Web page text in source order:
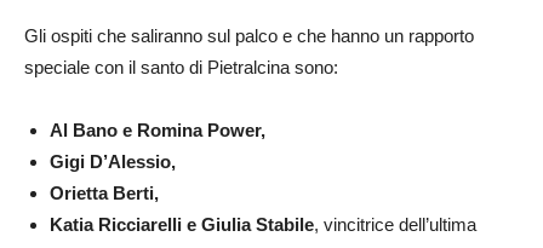
Gli ospiti che saliranno sul palco e che hanno un rapporto
speciale con il santo di Pietralcina sono:
Al Bano e Romina Power,
Gigi D’Alessio,
Orietta Berti,
Katia Ricciarelli e Giulia Stabile, vincitrice dell’ultima